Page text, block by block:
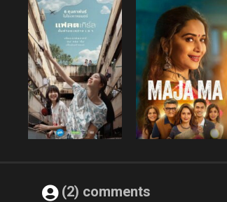
(2) comments